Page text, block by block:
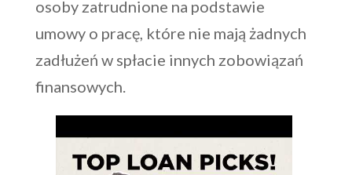
osoby zatrudnione na podstawie
umowy o pracę, które nie mają żadnych
zadłużeń w spłacie innych zobowiązań
finansowych.